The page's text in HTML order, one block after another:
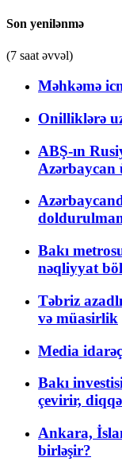
Son yenilənmə
(7 saat əvvəl)
Məhkəmə
Onilliklərə
ABŞ-ın
Azərbaycan
Bakı
nəqliyyat
Təbriz
və müasirlik
Media
Bakı
çevirir,
Ankara,
birləşir?